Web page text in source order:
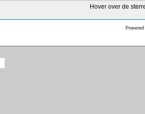
Hover over de